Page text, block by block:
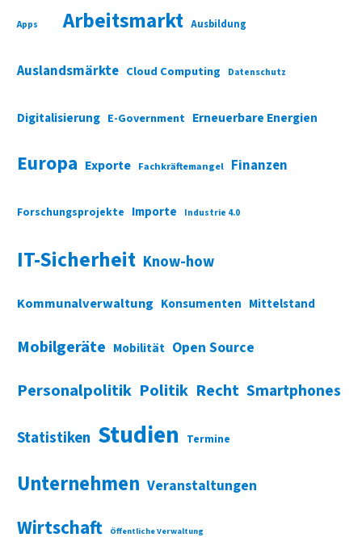
Apps Arbeitsmarkt Ausbildung
Auslandsmärkte Cloud Computing Datenschutz
Digitalisierung E-Government Erneuerbare Energien
Europa Exporte Fachkräftemangel Finanzen
Forschungsprojekte Importe Industrie 4.0
IT-Sicherheit Know-how
Kommunalverwaltung Konsumenten Mittelstand
Mobilgeräte Mobilität Open Source
Personalpolitik Politik Recht Smartphones
Statistiken Studien Termine
Unternehmen Veranstaltungen
Wirtschaft Öffentliche Verwaltung